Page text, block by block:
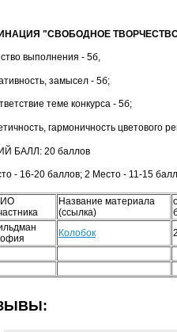
"СВОБОДНОЕ
выполнения - 5б,
теме конкурса - 5б;
гармоничность цветового
БАЛЛ: 20 баллов
- 16-20 баллов; 2 Место - 11-15
Название материала
(ссылка)
Колобок